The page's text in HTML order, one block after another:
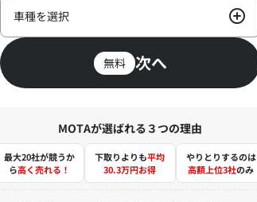
車種を選択
無料 次へ
MOTAが選ばれる３つの理由
最大20社が競うか
ら高く売れる！
下取りよりも平均
30.3万円お得
やりとりするのは
高額上位3社のみ